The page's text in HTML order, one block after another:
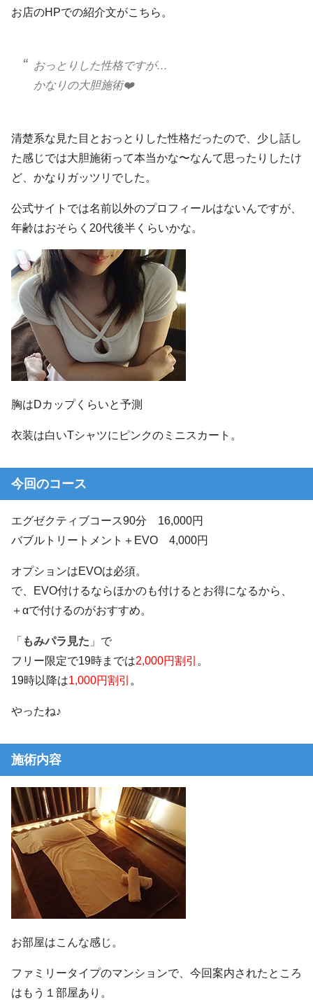
お店のHPでの紹介文がこちら。
おっとりした性格ですが…
かなりの大胆施術❤️
清楚系な見た目とおっとりした性格だったので、少し話し
た感じでは大胆施術って本当かな〜なんて思ったりしたけ
ど、かなりガッツリでした。
公式サイトでは名前以外のプロフィールはないんですが、
年齢はおそらく20代後半くらいかな。
胸はDカップくらいと予測
衣装は白いTシャツにピンクのミニスカート。
今回のコース
エグゼクティブコース90分 16,000円
バブルトリートメント＋EVO 4,000円
オプションはEVOは必須。
で、EVO付けるならほかのも付けるとお得になるから、
＋αで付けるのがおすすめ。
「 もみパラ見た 」で
フリー限定で19時までは2,000円割引 。
19時以降は1,000円割引 。
やったね♪
施術内容
お部屋はこんな感じ。
ファミリータイプのマンションで、今回案内されたところ
はもう１部屋あり。